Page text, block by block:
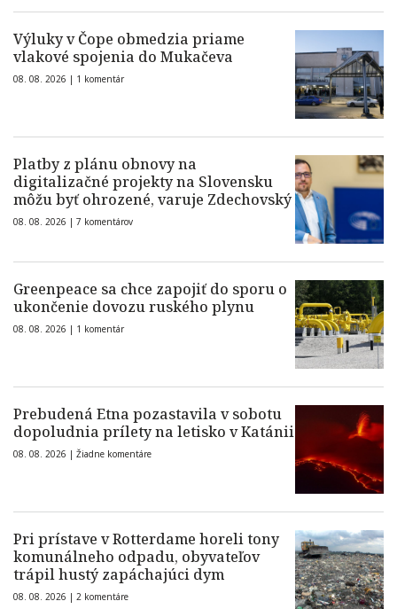
Výluky v Čope obmedzia priame
vlakové spojenia do Mukačeva
08. 08. 2026 | 1 komentár
Platby z plánu obnovy na
digitalizačné projekty na Slovensku
môžu byť ohrozené, varuje Zdechovský
08. 08. 2026 | 7 komentárov
Greenpeace sa chce zapojiť do sporu o
ukončenie dovozu ruského plynu
08. 08. 2026 | 1 komentár
Prebudená Etna pozastavila v sobotu
dopoludnia prílety na letisko v Katánii
08. 08. 2026 | Žiadne komentáre
Pri prístave v Rotterdame horeli tony
komunálneho odpadu, obyvateľov
trápil hustý zapáchajúci dym
08. 08. 2026 | 2 komentáre